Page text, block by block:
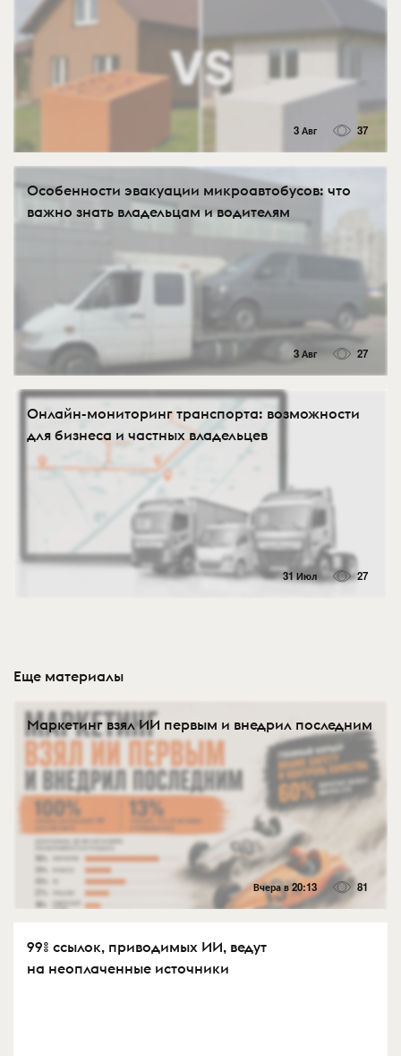
3 Авг 37
Особенности эвакуации микроавтобусов: что
важно знать владельцам и водителям
3 Авг 27
Онлайн-мониторинг транспорта: возможности
для бизнеса и частных владельцев
31 Июл 27
Еще материалы
Маркетинг взял ИИ первым и внедрил последним
Вчера в 20:13 81
99% ссылок, приводимых ИИ, ведут
на неоплаченные источники